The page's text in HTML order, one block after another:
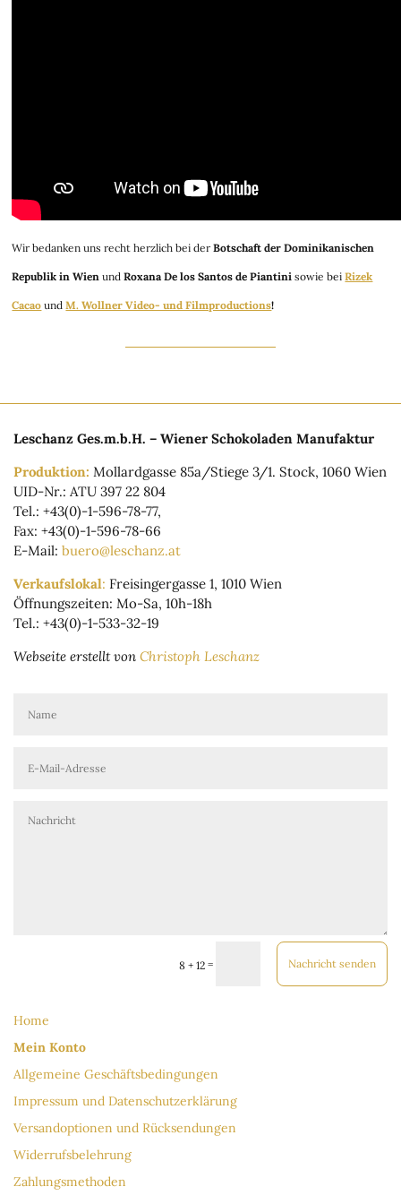
Wir bedanken uns recht herzlich bei derBotschaft der Dominikanischen
Republik in Wien undRoxana De los Santos de Piantini sowie beiRizek
Cacao undM. Wollner Video- und Filmproductions!
Leschanz Ges.m.b.H. – Wiener Schokoladen Manufaktur
Produktion: Mollardgasse 85a/Stiege 3/1. Stock, 1060 Wien
UID-Nr.: ATU 397 22 804
Tel.: +43(0)-1-596-78-77,
Fax: +43(0)-1-596-78-66
E-Mail: buero@leschanz.at
Verkaufslokal: Freisingergasse 1, 1010 Wien
Öffnungszeiten: Mo-Sa, 10h-18h
Tel.: +43(0)-1-533-32-19
Webseite erstellt von Christoph Leschanz
8 + 12 = Nachricht senden
Home
Mein Konto
Allgemeine Geschäftsbedingungen
Impressum und Datenschutzerklärung
Versandoptionen und Rücksendungen
Widerrufsbelehrung
Zahlungsmethoden